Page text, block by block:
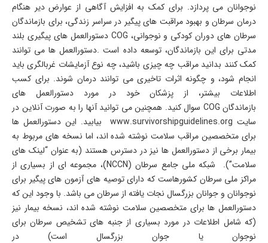
نوجوانان می پردازد. برای کمک به افزایش آگاهی از عوارض دیر هنگام
درمان سرطان و بهبود مراقبت های پیگیر در سراسر زندگی، برای بازماندگان
سرطان های دوران کودکی و نوجوانی، COG دستورالعمل های پیگیری بلند
مدتی برای این بازماندگان، توسعه داده است.دستورالعمل ها می توانند
کمک کنند بدانید مراقب چه چیزی باشید، چه نوع آزمایشات غربالگری باید
انجام شود، و چگونه اثرات تاخیری می توانند درمان شوند. برای کسب
اطلاعات بیشتر، از پزشکان خود در مورد دستورالعمل های
بازماندگان COG سوال کنید. همچنین می توانید آنها را به صورت آنلاین در
سایت www.survivorshipguidelines.org
بیابید. این دستورالعمل ها
برای متخصصین مراقب سلامت نوشته شده اند، اما نسخه های مربوط به
بیمار برخی از دستورالعمل ها نیز در دسترس هستند (به عنوان“لینک های
سلامت”). شبکه ملی جامع سرطان (NCCN)، مجموعه ای از بسیاری از
مراکز ملی سرطان کشورهاست که دارای توصیه های آزمون های پیگیر برای
نوجوانان و جوانان بزرگسال نجات یافته از سرطان می باشد. با وجود این که
دستورالعمل ها برای متخصصین سلامت نوشته شده اند، نسخه بیمار نیز
(که شامل اطلاعات در مورد بسیاری از جنبه های تشخیص سرطان برای
نوجوان یا جوان بزرگسال است) در